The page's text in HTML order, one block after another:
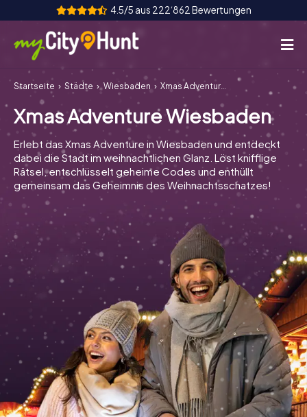
4.5/5 aus 222‘862 Bewertungen
So funktioniert's
Städte
Touren
Teamevent
Tickets
INT AT CH
ES
UK
IT
NL
Tickets buchen
Gutscheine bestellen
Startseite Städte Wiesbaden Xmas Adventure Wiesbaden
Xmas Adventure Wiesbaden
Erlebt das Xmas Adventure in Wiesbaden und entdeckt
dabei die Stadt im weihnachtlichen Glanz. Löst knifflige
Rätsel, entschlüsselt geheime Codes und enthüllt
gemeinsam das Geheimnis des Weihnachtsschatzes!